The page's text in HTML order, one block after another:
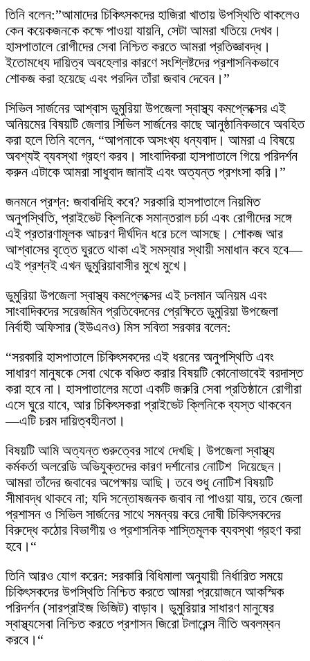
তিনি বলেন:”আমাদের চিকিৎসকদের হাজিরা খাতায় উপস্থিতি থাকলেও
কেন কয়েকজনকে কক্ষে পাওয়া যায়নি, সেটা আমরা খতিয়ে দেখব।
হাসপাতালে রোগীদের সেবা নিশ্চিত করতে আমরা প্রতিজ্ঞাবদ্ধ।
ইতোমধ্যে দায়িত্ব অবহেলার কারণে সংশ্লিষ্টদের প্রশাসনিকভাবে
শোকজ করা হয়েছে এবং পরদিন তাঁরা জবাব দেবেন।”
​সিভিল সার্জনের আশ্বাস ডুমুরিয়া উপজেলা স্বাস্থ্য কমপ্লেক্সের এই
অনিয়মের বিষয়টি জেলার সিভিল সার্জনের কাছে আনুষ্ঠানিকভাবে অবহিত
করা হলে তিনি বলেন, “আপনাকে অসংখ্য ধন্যবাদ। আমরা এ বিষয়ে
অবশ্যই ব্যবস্থা গ্রহণ করব। সাংবাদিকরা হাসপাতালে গিয়ে পরিদর্শন
করুন এটাকে আমরা সাধুবাদ জানাই এবং অত্যন্ত প্রশংসা করি।”
​জনমনে প্রশ্ন: জবাবদিহি কবে? সরকারি হাসপাতালে নিয়মিত
অনুপস্থিতি, প্রাইভেট ক্লিনিকে সমান্তরাল চর্চা এবং রোগীদের সঙ্গে
এই প্রতারণামূলক আচরণ দীর্ঘদিন ধরে চলে আসছে। শোকজ আর
আশ্বাসের বৃত্তে ঘুরতে থাকা এই সমস্যার স্থায়ী সমাধান কবে হবে—
এই প্রশ্নই এখন ডুমুরিয়াবাসীর মুখে মুখে।
ডুমুরিয়া উপজেলা স্বাস্থ্য কমপ্লেক্সের এই চলমান অনিয়ম এবং
সাংবাদিকদের সরেজমিন প্রতিবেদনের প্রেক্ষিতে ডুমুরিয়া উপজেলা
নির্বাহী অফিসার (ইউএনও) মিস সবিতা সরকার বলেন:
“সরকারি হাসপাতালে চিকিৎসকদের এই ধরনের অনুপস্থিতি এবং
সাধারণ মানুষকে সেবা থেকে বঞ্চিত করার বিষয়টি কোনোভাবেই বরদাস্ত
করা হবে না। হাসপাতালের মতো একটি জরুরি সেবা প্রতিষ্ঠানে রোগীরা
এসে ঘুরে যাবে, আর চিকিৎসকরা প্রাইভেট ক্লিনিকে ব্যস্ত থাকবেন
—এটি চরম দায়িত্বহীনতা।
বিষয়টি আমি অত্যন্ত গুরুত্বের সাথে দেখছি। উপজেলা স্বাস্থ্য
কর্মকর্তা অলরেডি অভিযুক্তদের কারণ দর্শানোর নোটিশ দিয়েছেন।
আমরা তাঁদের জবাবের অপেক্ষায় আছি। তবে শুধু নোটিশ বিষয়টি
সীমাবদ্ধ থাকবে না; যদি সন্তোষজনক জবাব না পাওয়া যায়, তবে জেলা
প্রশাসন ও সিভিল সার্জনের সাথে সমন্বয় করে দোষী চিকিৎসকদের
বিরুদ্ধে কঠোর বিভাগীয় ও প্রশাসনিক শাস্তিমূলক ব্যবস্থা গ্রহণ করা
হবে।“
তিনি আরও যোগ করেন: সরকারি বিধিমালা অনুযায়ী নির্ধারিত সময়ে
চিকিৎসকদের উপস্থিতি নিশ্চিত করতে আমরা প্রয়োজনে আকস্মিক
পরিদর্শন (সারপ্রাইজ ভিজিট) বাড়াব। ডুমুরিয়ার সাধারণ মানুষের
স্বাস্থ্যসেবা নিশ্চিত করতে প্রশাসন জিরো টলারেন্স নীতি অবলম্বন
করবে।“